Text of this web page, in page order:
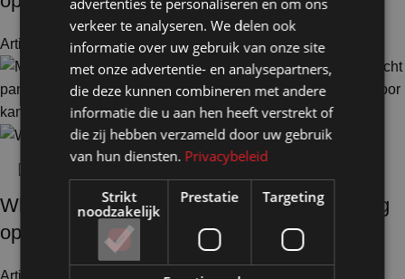
Artikelnummer: 18214€468,00 Excl. BTW
Whiteboardwand HxB195x190cm wit 1-zijdig
op voeten
verkeer te analyseren. We delen ook
informatie over uw gebruik van onze site
met onze advertentie- en analysepartners,
die deze kunnen combineren met andere
informatie die u aan hen heeft verstrekt of
die zij hebben verzameld door uw gebruik
van hun diensten. Privacybeleid
Strikt
noodzakelijk
Prestatie Targeting